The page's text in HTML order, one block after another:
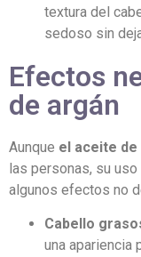
textura del
sedoso sin
Efectos
de argán
Aunque el aceite
las personas, su
algunos efectos no
Cabello
una apariencia